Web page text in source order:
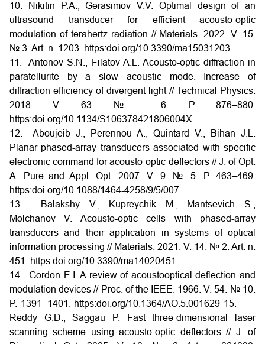
10. Nikitin P.A., Gerasimov V.V. Optimal design of an
ultrasound transducer for efficient acousto-optic
modulation of terahertz radiation // Materials. 2022. V. 15.
№ 3. Art. n. 1203. https:doi.org/10.3390/ma15031203
11. Antonov S.N., Filatov A.L. Acousto-optic diffraction in
paratellurite by a slow acoustic mode. Increase of
diffraction efficiency of divergent light // Technical Physics.
2018. V. 63. № 6. P. 876–880.
https:doi.org/10.1134/S106378421806004X
12. Aboujeib J., Perennou A., Quintard V., Bihan J.L.
Planar phased-array transducers associated with specific
electronic command for acousto-optic deflectors // J. of Opt.
A: Pure and Appl. Opt. 2007. V. 9. № 5. P. 463–469.
https:doi.org/10.1088/1464-4258/9/5/007
13. Balakshy V., Kupreychik M., Mantsevich S.,
Molchanov V. Acousto-optic cells with phased-array
transducers and their application in systems of optical
information processing // Materials. 2021. V. 14. № 2. Art. n.
451. https:doi.org/10.3390/ma14020451
14. Gordon E.I. A review of acoustooptical deflection and
modulation devices // Proc. of the IEEE. 1966. V. 54. № 10.
P. 1391–1401. https:doi.org/10.1364/AO.5.001629 15.
Reddy G.D., Saggau P. Fast three-dimensional laser
scanning scheme using acousto-optic deflectors // J. of